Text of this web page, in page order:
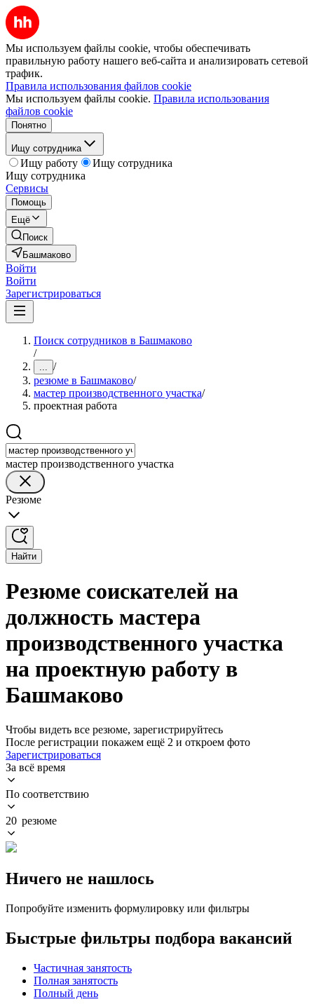
Мы используем файлы cookie, чтобы обеспечивать
правильную работу нашего веб-сайта и анализировать сетевой
трафик.
Правила использования файлов cookie
Мы используем файлы cookie. Правила использования
файлов cookie
Понятно
Ищу сотрудника
Ищу работу
Ищу сотрудника
Ищу сотрудника
Сервисы
Помощь
Ещё
Поиск
Башмаково
Войти
Войти
Зарегистрироваться
Поиск сотрудников в Башмаково
/
... /
резюме в Башмаково/
мастер производственного участка/
проектная работа
мастер производственного участка
Резюме
Найти
Резюме соискателей на
должность мастера
производственного участка
на проектную работу в
Башмаково
Чтобы видеть все резюме, зарегистрируйтесь
После регистрации покажем ещё 2 и откроем фото
Зарегистрироваться
За всё время
По соответствию
20 резюме
Ничего не нашлось
Попробуйте изменить формулировку или фильтры
Быстрые фильтры подбора вакансий
Частичная занятость
Полная занятость
Полный день